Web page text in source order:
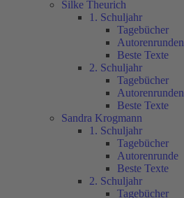
Silke Theurich
1. Schuljahr
Tagebücher
Autorenrunden
Beste Texte
2. Schuljahr
Tagebücher
Autorenrunden
Beste Texte
Sandra Krogmann
1. Schuljahr
Tagebücher
Autorenrunde
Beste Texte
2. Schuljahr
Tagebücher